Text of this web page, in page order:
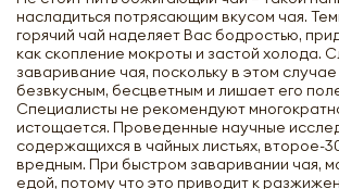
насладиться потрясающим вкусом чая.
горячий чай наделяет Вас бодростью,
как скопление мокроты и застой холода.
заваривание чая, поскольку в этом
безвкусным, бесцветным и лишает его
Специалисты не рекомендуют
истощается. Проведенные научные
содержащихся в чайных листьях, второе-
вредным. При быстром заваривании чая,
едой, потому что это приводит к